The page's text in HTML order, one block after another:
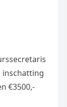
inschatting
€3500,-